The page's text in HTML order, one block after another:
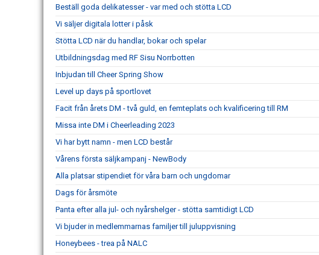
Beställ goda delikatesser - var med och stötta LCD
Vi säljer digitala lotter i påsk
Stötta LCD när du handlar, bokar och spelar
Utbildningsdag med RF Sisu Norrbotten
Inbjudan till Cheer Spring Show
Level up days på sportlovet
Facit från årets DM - två guld, en femteplats och kvalificering till RM
Missa inte DM i Cheerleading 2023
Vi har bytt namn - men LCD består
Vårens första säljkampanj - NewBody
Alla platsar stipendiet för våra barn och ungdomar
Dags för årsmöte
Panta efter alla jul- och nyårshelger - stötta samtidigt LCD
Vi bjuder in medlemmarnas familjer till juluppvisning
Honeybees - trea på NALC